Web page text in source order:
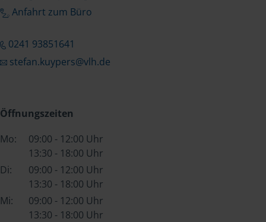
Anfahrt zum Büro
0241 93851641
stefan.kuypers@vlh.de
Öffnungszeiten
Mo:
09:00 - 12:00 Uhr
13:30 - 18:00 Uhr
Di:
09:00 - 12:00 Uhr
13:30 - 18:00 Uhr
Mi:
09:00 - 12:00 Uhr
13:30 - 18:00 Uhr